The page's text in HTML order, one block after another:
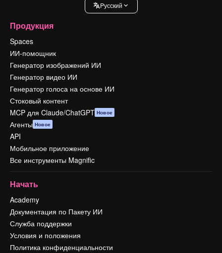
Pусский
Продукция
Spaces
ИИ-помощник
Генератор изображений ИИ
Генератор видео ИИ
Генератор голоса на основе ИИ
Стоковый контент
MCP для Claude/ChatGPT Новое
Агенты Новое
API
Мобильное приложение
Все инструменты Magnific
Начать
Academy
Документация по Пакету ИИ
Служба поддержки
Условия и положения
Политика конфиденциальности